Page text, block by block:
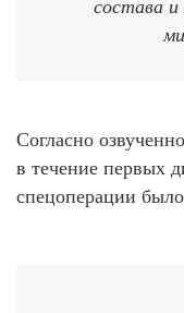
состава
Согласно
в течение первых
спецоперации было